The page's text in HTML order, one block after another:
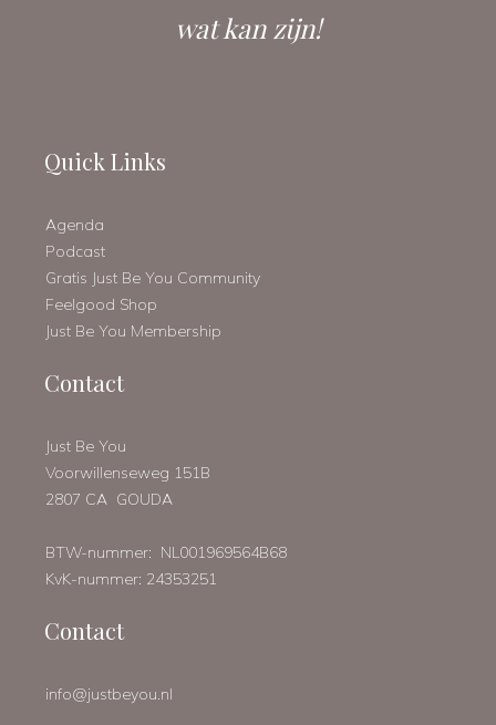
wat kan zijn!
Quick Links
Agenda
Podcast
Gratis Just Be You Community
Feelgood Shop
Just Be You Membership
Contact
Just Be You
Voorwillenseweg 151B
2807 CA GOUDA
BTW-nummer: NL001969564B68
KvK-nummer: 24353251
Contact
info@justbeyou.nl